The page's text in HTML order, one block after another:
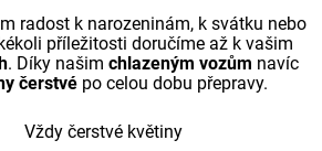
radost k narozeninám, k svátku nebo
příležitosti doručíme až k vašim
. Díky našim chlazeným vozům navíc
čerstvépo celou dobu přepravy.
Vždy čerstvé květiny